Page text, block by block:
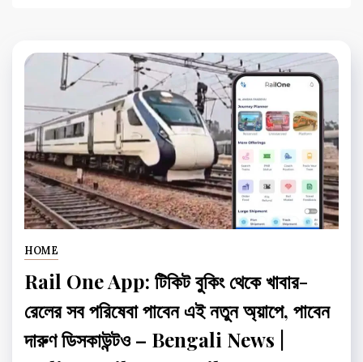
HOME
Rail One App: টিকিট বুকিং থেকে খাবার-
রেলের সব পরিষেবা পাবেন এই নতুন অ্য়াপে, পাবেন
দারুণ ডিসকাউন্টও – Bengali News |